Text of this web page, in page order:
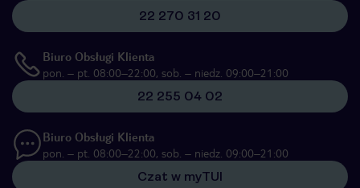
22 270 31 20
Biuro Obsługi Klienta
pon. – pt. 08:00–22:00, sob. – niedz. 09:00–21:00
22 255 04 02
Biuro Obsługi Klienta
pon. – pt. 08:00–22:00, sob. – niedz. 09:00–21:00
Czat w myTUI